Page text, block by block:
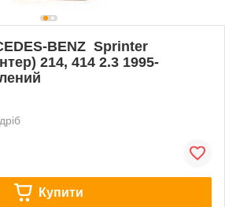
BENZ Sprinter
214, 414 2.3 1995-
Купити